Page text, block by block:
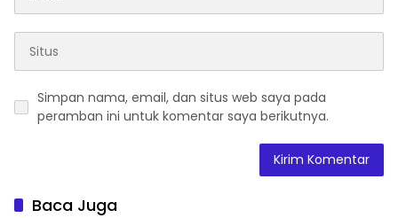
Simpan nama, email, dan situs web saya pada
peramban ini untuk komentar saya berikutnya.
Baca Juga